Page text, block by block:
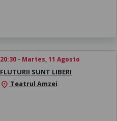
20:30 - Martes, 11 Agosto
FLUTURII SUNT LIBERI
location_on Teatrul Amzei